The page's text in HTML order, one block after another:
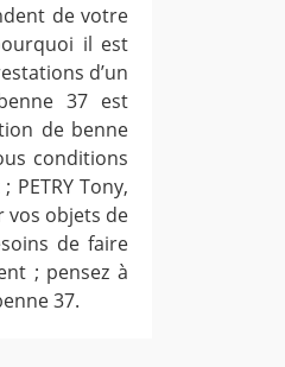
de votre
il est
d’un
37 est
de benne
conditions
Tony,
vos objets de
de faire
; pensez à
37.